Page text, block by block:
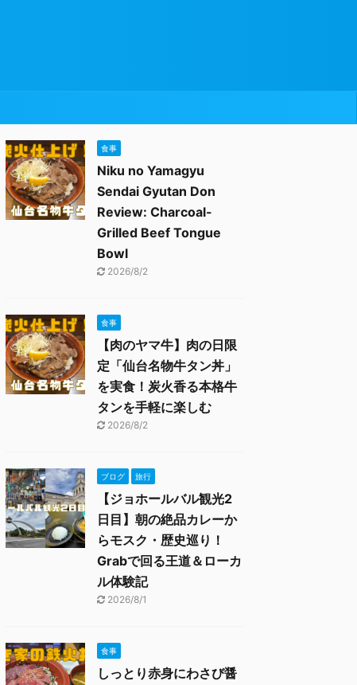
食事
Niku no Yamagyu
Sendai Gyutan Don
Review: Charcoal-
Grilled Beef Tongue
Bowl
2026/8/2
食事
【肉のヤマ牛】肉の日限
定「仙台名物牛タン丼」
を実食！炭火香る本格牛
タンを手軽に楽しむ
2026/8/2
ブログ 旅行
【ジョホールバル観光2
日目】朝の絶品カレーか
らモスク・歴史巡り！
Grabで回る王道＆ローカ
ル体験記
2026/8/1
食事
しっとり赤身にわさび醤